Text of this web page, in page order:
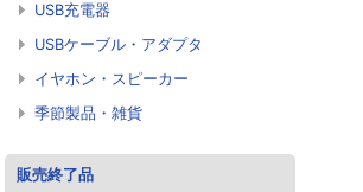
USB充電器
USBケーブル・アダプタ
イヤホン・スピーカー
季節製品・雑貨
販売終了品